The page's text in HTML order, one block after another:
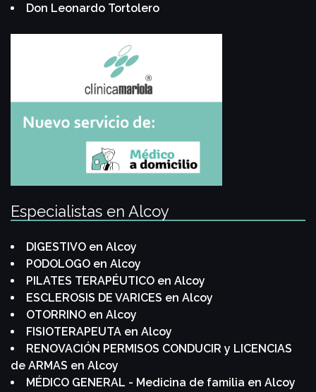
Don Leonardo Tortolero
Especialistas en Alcoy
DIGESTIVO en Alcoy
PODOLOGO en Alcoy
PILATES TERAPÉUTICO en Alcoy
ESCLEROSIS DE VARICES en Alcoy
OTORRINO en Alcoy
FISIOTERAPEUTA en Alcoy
RENOVACIÓN PERMISOS CONDUCIR y LICENCIAS
de ARMAS en Alcoy
MÉDICO GENERAL - Medicina de familia en Alcoy